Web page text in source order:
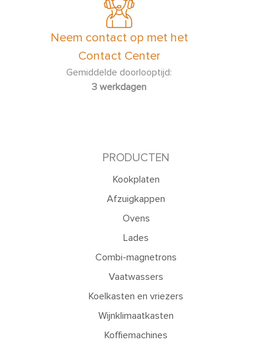
Neem contact op met het
Contact Center
Gemiddelde doorlooptijd:
3 werkdagen
PRODUCTEN
Kookplaten
Afzuigkappen
Ovens
Lades
Combi-magnetrons
Vaatwassers
Koelkasten en vriezers
Wijnklimaatkasten
Koffiemachines